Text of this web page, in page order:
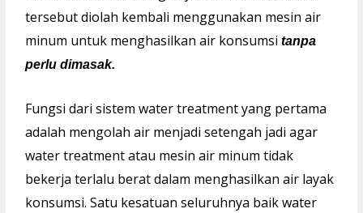
tersebut diolah kembali menggunakan mesin air
minum untuk menghasilkan air konsumsitanpa
perlu dimasak.
Fungsi dari sistem water treatment yang pertama
adalah mengolah air menjadi setengah jadi agar
water treatment atau mesin air minum tidak
bekerja terlalu berat dalam menghasilkan air layak
konsumsi. Satu kesatuan seluruhnya baik water